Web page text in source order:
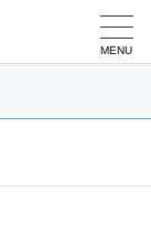
MENU